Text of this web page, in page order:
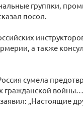
группки,
посол.
а также
сумела
гражданской
„Настоящие